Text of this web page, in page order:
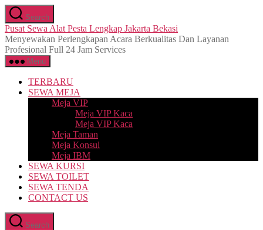
Skip
to
the
content
Search
Pusat Sewa Alat Pesta Lengkap Jakarta Bekasi
Menyewakan Perlengkapan Acara Berkualitas Dan Layanan
Profesional Full 24 Jam Services
Menu
TERBARU
SEWA MEJA
Meja VIP
Meja VIP Kaca
Meja VIP Kaca
Meja Taman
Meja Konsul
Meja IBM
SEWA KURSI
SEWA TOILET
SEWA TENDA
CONTACT US
Search